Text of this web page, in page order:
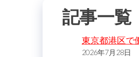
記事一覧
東京都港区で
2026年7月28日